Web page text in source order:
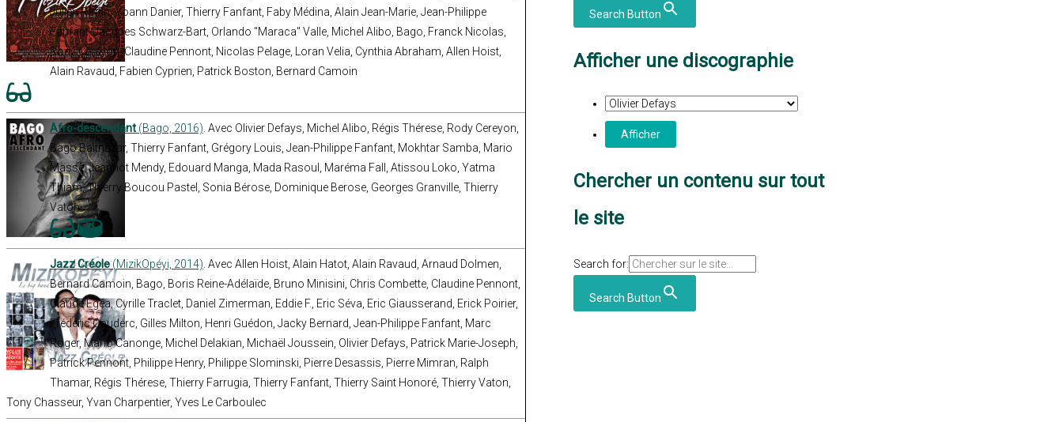
Julien Raffin, Yoann Danier, Thierry Fanfant, Faby Médina, Alain Jean-Marie, Jean-Philippe
Fanfant, Jacques Schwarz-Bart, Orlando "Maraca" Valle, Michel Alibo, Bago, Franck Nicolas,
Rody Céréyon, Claudine Pennont, Nicolas Pelage, Loran Velia, Cynthia Abraham, Allen Hoist,
Alain Ravaud, Fabien Cyprien, Patrick Boston, Bernard Camoin
Afro-descendant (Bago, 2016) . Avec Olivier Defays, Michel Alibo, Régis Thérese, Rody Cereyon,
Bago Balthazar, Thierry Fanfant, Grégory Louis, Jean-Philippe Fanfant, Mokhtar Samba, Mario
Masse, Jeannot Mendy, Edouard Manga, Mada Rasoul, Maréma Fall, Atissou Loko, Yatma
Thiam, Thierry Boucou Pastel, Sonia Bérose, Dominique Berose, Georges Granville, Thierry
Vaton
Jazz Créole(MizikOpéyi, 2014) . Avec Allen Hoist, Alain Hatot, Alain Ravaud, Arnaud Dolmen,
Bernard Camoin, Bago, Boris Reine-Adélaïde, Bruno Minisini, Chris Combette, Claudine Pennont,
Claude Egéa, Cyrille Traclet, Daniel Zimerman, Eddie F., Eric Séva, Eric Giausserand, Erick Poirier,
Frédéric Couderc, Gilles Milton, Henri Guédon, Jacky Bernard, Jean-Philippe Fanfant, Marc
Roger, Mario Canonge, Michel Delakian, Michaël Joussein, Olivier Defays, Patrick Marie-Joseph,
Patrick Pennont, Philippe Henry, Philippe Slominski, Pierre Desassis, Pierre Mimran, Ralph
Thamar, Régis Thérese, Thierry Farrugia, Thierry Fanfant, Thierry Saint Honoré, Thierry Vaton,
Tony Chasseur, Yvan Charpentier, Yves Le Carboulec
Search Button
Afficher une discographie
Chercher un contenu sur tout
le site
Search for:
Search Button